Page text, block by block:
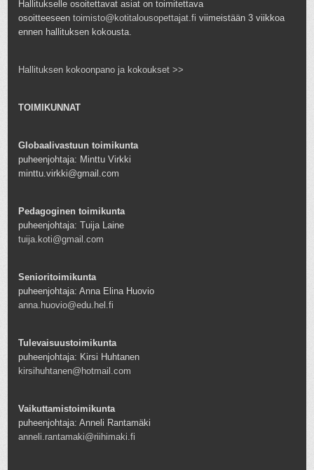
Hallitukselle osoitettavat asiat on toimitettava
osoitteeseentoimisto@kotitalousopettajat.fi viimeistään 3 viikkoa
ennen hallituksen kokousta.
Hallituksen kokoonpano ja kokoukset >>
TOIMIKUNNAT
Globaalivastuun toimikunta
puheenjohtaja: Minttu Virkki
minttu.virkki@gmail.com
Pedagoginen toimikunta
puheenjohtaja: Tuija Laine
tuija.koti@gmail.com
Senioritoimikunta
puheenjohtaja: Anna Elina Huovio
anna.huovio@edu.hel.fi
Tulevaisuustoimikunta
puheenjohtaja: Kirsi Huhtanen
kirsihuhtanen@hotmail.com
Vaikuttamistoimikunta
puheenjohtaja: Anneli Rantamäki
anneli.rantamaki@riihimaki.fi